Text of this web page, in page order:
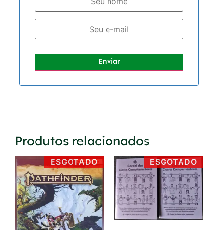
Enviar
Produtos relacionados
ESGOTADO ESGOTADO